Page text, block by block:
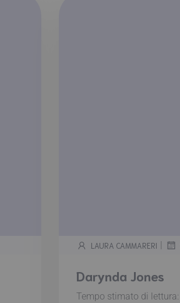
LAURA CAMMARERI |
Darynda Jones
Tempo stimato di lettura: